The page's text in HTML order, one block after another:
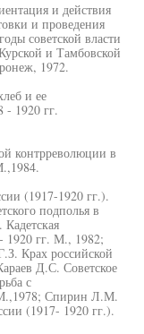
и действия
и проведения
советской власти
и Тамбовской
1972.
и ее
- 1920 гг.
контрреволюции в
(1917-1920 гг.).
подполья в
1920 гг. М., 1982;
Крах российской
Д.С. Советское
с
М.,1978; Спирин Л.М.
(1917- 1920 гг.).